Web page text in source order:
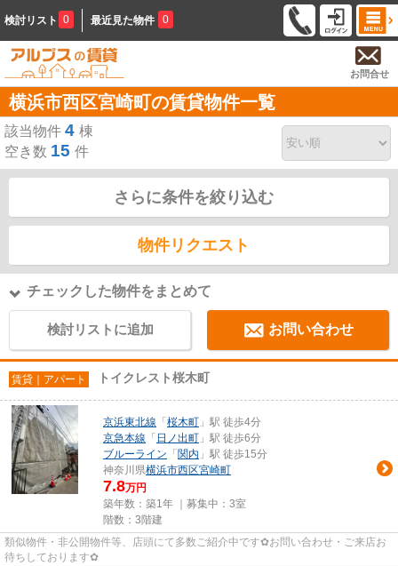
検討リスト 0 最近見た物件 0
お問合せ
横浜市西区宮崎町の賃貸物件一覧
該当物件 4 棟
空き数 15 件
さらに条件を絞り込む
物件リクエスト
チェックした物件をまとめて
検討リストに追加 お問い合わせ
賃貸｜アパート トイクレスト桜木町
京浜東北線 「 桜木町 」駅 徒歩4分
京急本線 「 日ノ出町 」駅 徒歩6分
ブルーライン 「 関内 」駅 徒歩15分
神奈川県横浜市西区宮崎町
7.8万円
築年数：築1年 ｜募集中： 3室
階数：3階建
類似物件・非公開物件等、店頭にて多数ご紹介中です✿お問い合わせ・ご来店お
待ちしております✿